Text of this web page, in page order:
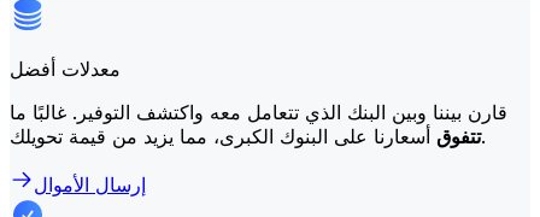
معدلات أفضل
قارن بيننا وبين البنك الذي تتعامل معه واكتشف التوفير. غالبًا ما
تتفوقأسعارنا على البنوك الكبرى، مما يزيد من قيمة تحويلك.
إرسال الأموال